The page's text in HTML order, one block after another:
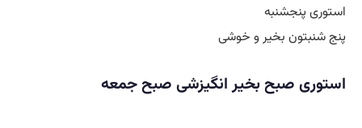
استوری پنجشنبه
پنج شنبتون بخیر و خوشی
استوری صبح بخیر انگیزشی صبح جمعه